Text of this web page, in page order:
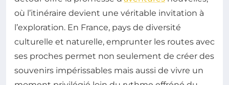
où l’itinéraire devient une véritable invitation à
l’exploration. En France, pays de diversité
culturelle et naturelle, emprunter les routes avec
ses proches permet non seulement de créer des
souvenirs impérissables mais aussi de vivre un